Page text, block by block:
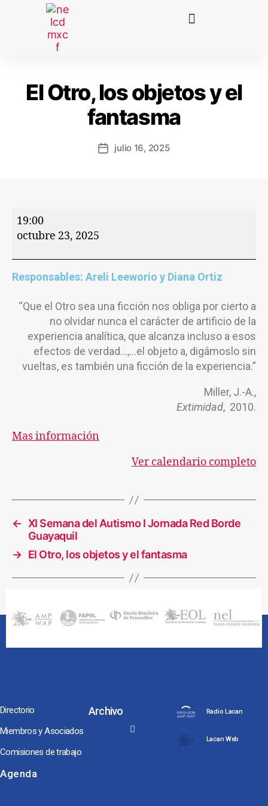
El Otro, los objetos y el
fantasma
julio 16, 2025
19:00
octubre 23, 2025
Responsables: Areli Leeworio y Diana Ortiz
“Que el Otro sea una ficción nos obliga por cierto a
no olvidar nunca el carácter de artificio de la
experiencia analítica, que alcanza incluso a esos
efectos de verdad…,…el objeto a, digámoslo sin
vueltas, es también una ficción de la experiencia.”
Miller, J.-A.,
Extimidad, 2010.
Mas información
Ver calendario completo
← XI Semana del Autismo I Jornada Red Borde
Guayaquil
→ El Otro, los objetos y el fantasma
Directorio
Miembros y Asociados
Comisiones de trabajo
Agenda
Archivo Radio Lacan
Lacan Web